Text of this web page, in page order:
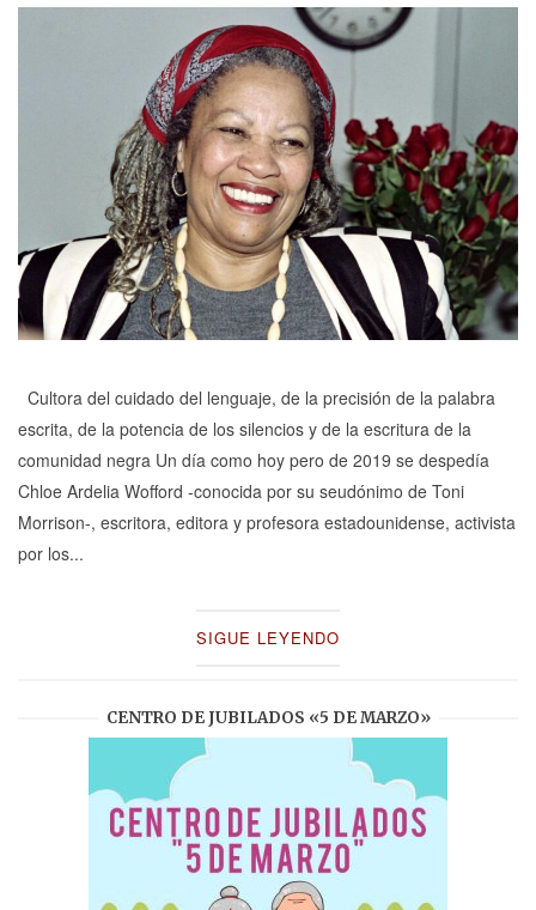
Cultora del cuidado del lenguaje, de la precisión de la palabra
escrita, de la potencia de los silencios y de la escritura de la
comunidad negra Un día como hoy pero de 2019 se despedía
Chloe Ardelia Wofford -conocida por su seudónimo de Toni
Morrison-, escritora, editora y profesora estadounidense, activista
por los...
SIGUE LEYENDO
CENTRO DE JUBILADOS «5 DE MARZO»